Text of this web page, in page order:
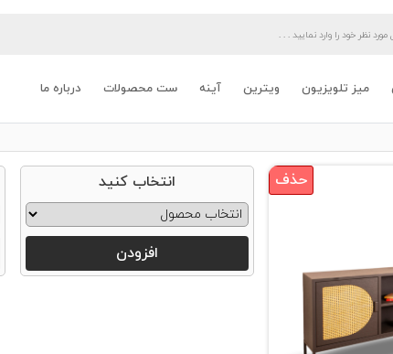
میز تلویزیون ویترین آینه ست محصولات درباره ما
حذف انتخاب کنید
افزودن